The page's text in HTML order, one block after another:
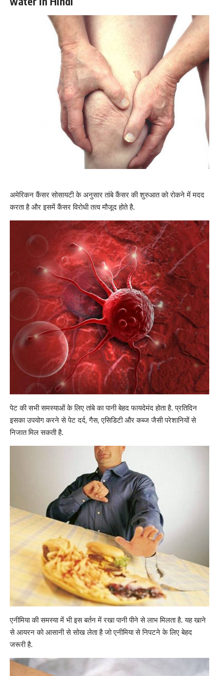
अमेरिकन कैंसर सोसायटी के अनुसार तांबे कैंसर की शुरुआत को रोकने में मदद
करता है और इसमें कैंसर विरोधी तत्व मौजूद होते है.
पेट की सभी समस्याओं के लिए तांबे का पानी बेहद फायदेमंद होता है. प्रतिदिन
इसका उपयोग करने सेपेट दर्द, गैस, एसिडिटी और कब्जजैसी परेशानियों से
निजात मिल सकती है.
एनीमिया की समस्या में भी इस बर्तन में रखा पानी पीने से लाभ मिलता है. यह खाने
से आयरन को आसानी से सोख लेता है जोएनीमियासे निपटने के लिए बेहद
जरूरी है.